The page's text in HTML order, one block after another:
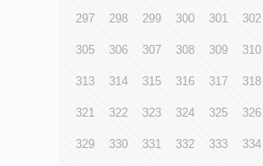
297 298 299 300 301 302
305 306 307 308 309 310
313 314 315 316 317 318
321 322 323 324 325 326
329 330 331 332 333 334